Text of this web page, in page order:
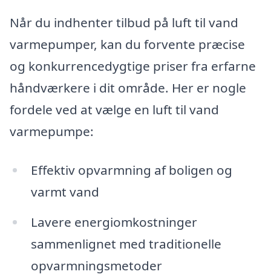
Når du indhenter tilbud på luft til vand
varmepumper, kan du forvente præcise
og konkurrencedygtige priser fra erfarne
håndværkere i dit område. Her er nogle
fordele ved at vælge en luft til vand
varmepumpe:
Effektiv opvarmning af boligen og
varmt vand
Lavere energiomkostninger
sammenlignet med traditionelle
opvarmningsmetoder